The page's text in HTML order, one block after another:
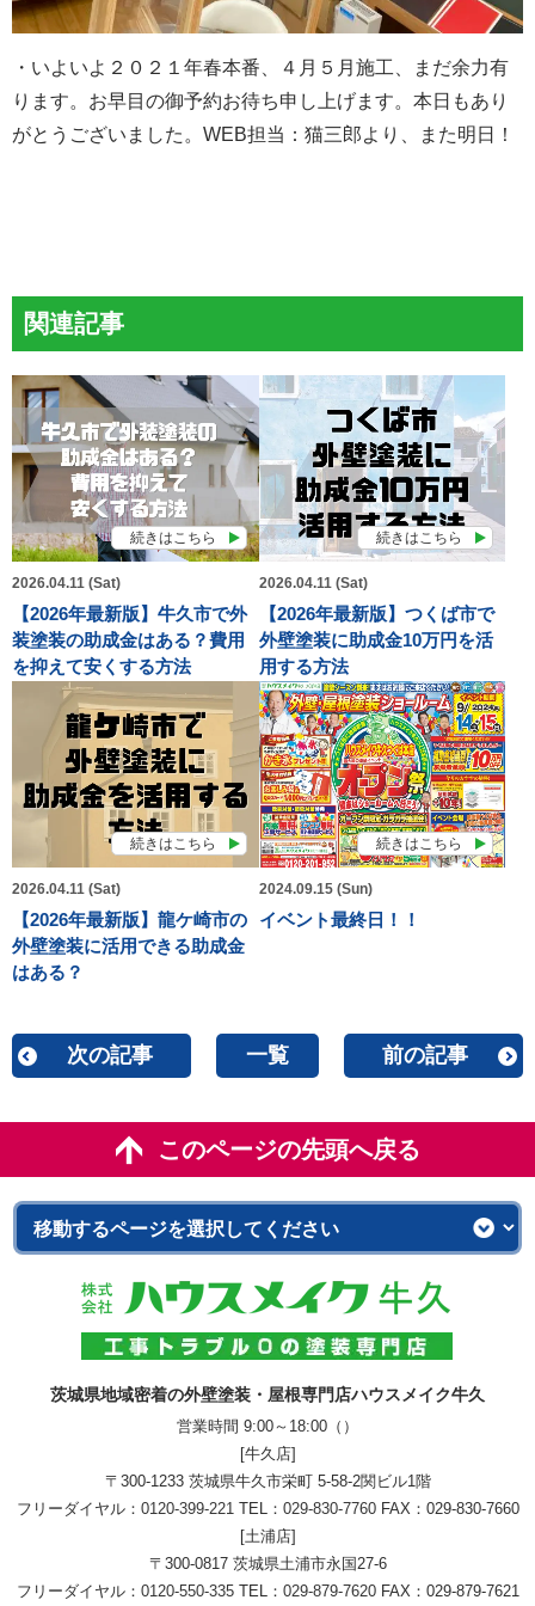
・いよいよ２０２１年春本番、４月５月施工、まだ余力有
ります。お早目の御予約お待ち申し上げます。本日もあり
がとうございました。WEB担当：猫三郎より、また明日！
関連記事
続きはこちら
2026.04.11 (Sat)
【2026年最新版】牛久市で外
装塗装の助成金はある？費用
を抑えて安くする方法
続きはこちら
2026.04.11 (Sat)
【2026年最新版】つくば市で
外壁塗装に助成金10万円を活
用する方法
続きはこちら
2026.04.11 (Sat)
【2026年最新版】龍ケ崎市の
外壁塗装に活用できる助成金
はある？
続きはこちら
2024.09.15 (Sun)
イベント最終日！！
次の記事 一覧 前の記事
このページの先頭へ戻る
茨城県地域密着の外壁塗装・屋根専門店ハウスメイク牛久
営業時間 9:00～18:00（）
[牛久店]
〒300-1233 茨城県牛久市栄町 5-58-2関ビル1階
フリーダイヤル： 0120-399-221TEL： 029-830-7760FAX：029-830-7660
[土浦店]
〒300-0817 茨城県土浦市永国27-6
フリーダイヤル： 0120-550-335TEL： 029-879-7620FAX：029-879-7621